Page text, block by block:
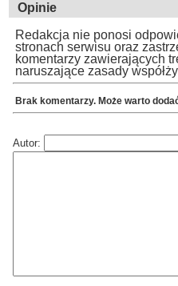
Opinie
Redakcja nie ponosi
stronach serwisu oraz
komentarzy zawierających
naruszające zasady
Brak komentarzy. Może warto
Autor: